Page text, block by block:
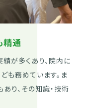
精通
が多くあり、院内に
も務めています。ま
り、その知識・技術